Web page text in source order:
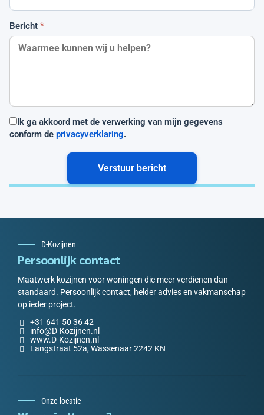
Bericht *
Ik ga akkoord met de verwerking van mijn gegevens
conform de privacyverklaring.
D-Kozijnen
Persoonlijk contact
Maatwerk kozijnen voor woningen die meer verdienen dan
standaard. Persoonlijk contact, helder advies en vakmanschap
op ieder project.
+31 641 50 36 42
info@D-Kozijnen.nl
www.D-Kozijnen.nl
Langstraat 52a, Wassenaar 2242 KN
Onze locatie